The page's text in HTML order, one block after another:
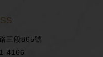
三段865號
4166